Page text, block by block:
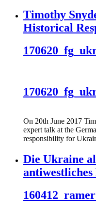
Timothy
Historical
On 20th June 2017
expert talk at the
responsibility for
Die Ukraine